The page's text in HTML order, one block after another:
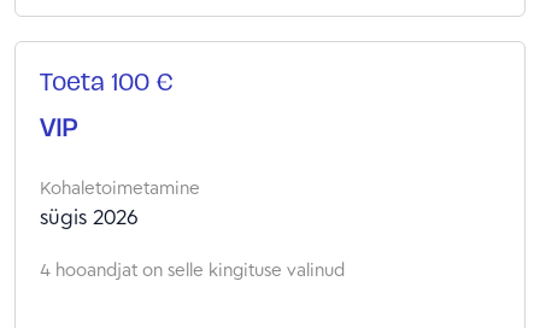
Toeta 100 €
VIP
Kohaletoimetamine
sügis 2026
4 hooandjat on selle kingituse valinud